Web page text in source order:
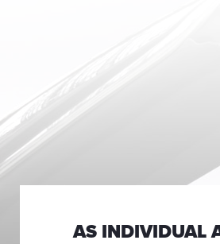
AS INDIVIDUAL